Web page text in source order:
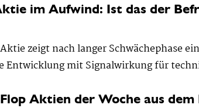
im Aufwind: Ist das der
zeigt nach langer Schwächephase
Entwicklung mit Signalwirkung für
Aktien der Woche aus